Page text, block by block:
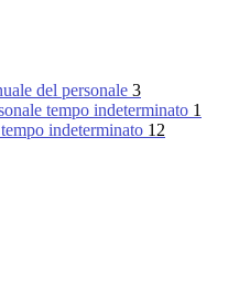
del personale 3
tempo indeterminato 1
indeterminato 12